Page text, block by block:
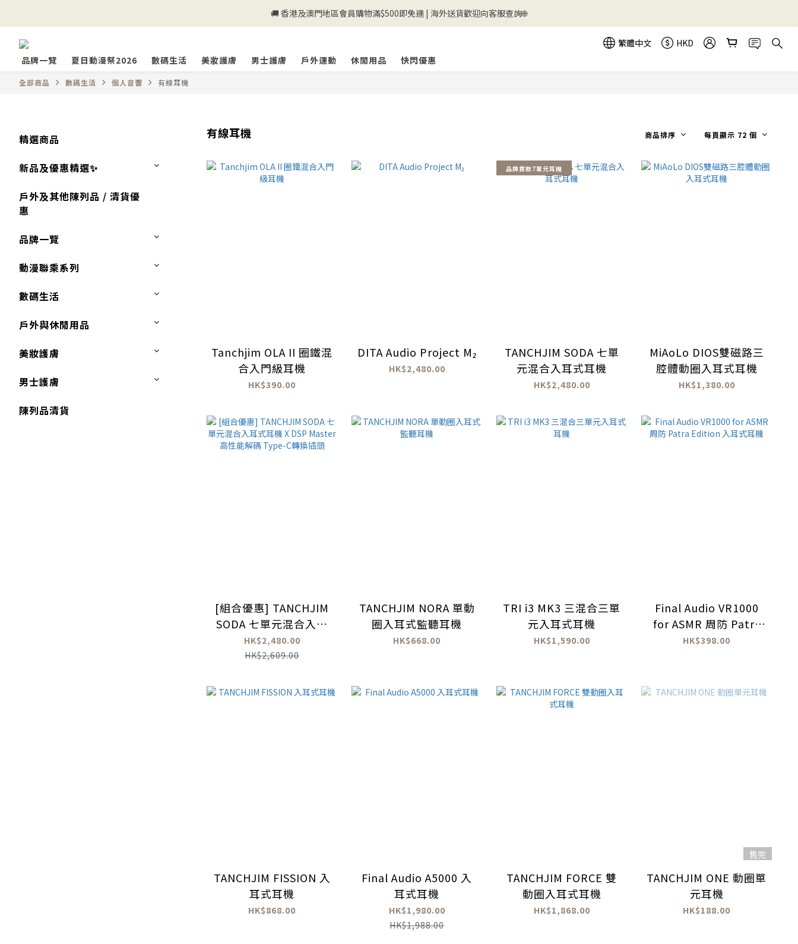
💰新登記會員即送50購物金💰
🚚 香港及澳門地區會員購物滿$500即免運 | 海外送貨歡迎向客服查詢🌐
繁體中文
HKD
品牌一覽
夏日動漫祭2026 數碼生活 美妝護膚 男士護膚 戶外運動 休閒用品 快閃優惠
全部商品 數碼生活 個人音響 有線耳機
精選商品
新品及優惠精選✨
戶外及其他陳列品 / 清貨優
惠
品牌一覽
動漫聯乘系列
數碼生活
戶外與休閒用品
美妝護膚
男士護膚
陳列品清貨
有線耳機 商品排序 每頁顯示 72 個
Tanchjim OLA II 圈鐵混
合入門級耳機
HK$390.00
DITA Audio Project M₂
HK$2,480.00
品牌首款7單元耳機
TANCHJIM SODA 七單
元混合入耳式耳機
HK$2,480.00
MiAoLo DIOS雙磁路三
腔體動圈入耳式耳機
HK$1,380.00
[組合優惠] TANCHJIM
SODA 七單元混合入耳
式耳機 X DSP Master
高性能解碼 Type-C轉換
HK$2,480.00
HK$2,609.00
TANCHJIM NORA 單動
圈入耳式監聽耳機
HK$668.00
TRI i3 MK3 三混合三單
元入耳式耳機
HK$1,590.00
Final Audio VR1000
for ASMR 周防 Patra
Edition 入耳式耳機
HK$398.00
TANCHJIM FISSION 入
耳式耳機
HK$868.00
Final Audio A5000 入
耳式耳機
HK$1,980.00
HK$1,988.00
TANCHJIM FORCE 雙
動圈入耳式耳機
HK$1,868.00
售完
TANCHJIM ONE 動圈單
元耳機
HK$188.00